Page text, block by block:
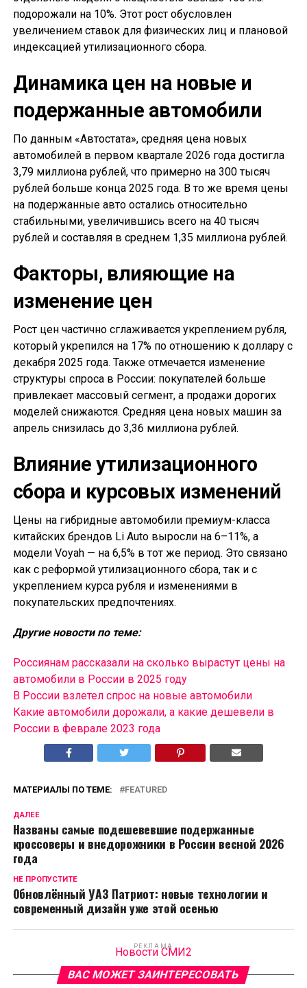
подорожали на 10%. Этот рост обусловлен
увеличением ставок для физических лиц и плановой
индексацией утилизационного сбора.
Динамика цен на новые и
подержанные автомобили
По данным «Автостата», средняя цена новых
автомобилей в первом квартале 2026 года достигла
3,79 миллиона рублей, что примерно на 300 тысяч
рублей больше конца 2025 года. В то же время цены
на подержанные авто остались относительно
стабильными, увеличившись всего на 40 тысяч
рублей и составляя в среднем 1,35 миллиона рублей.
Факторы, влияющие на
изменение цен
Рост цен частично сглаживается укреплением рубля,
который укрепился на 17% по отношению к доллару с
декабря 2025 года. Также отмечается изменение
структуры спроса в России: покупателей больше
привлекает массовый сегмент, а продажи дорогих
моделей снижаются. Средняя цена новых машин за
апрель снизилась до 3,36 миллиона рублей.
Влияние утилизационного
сбора и курсовых изменений
Цены на гибридные автомобили премиум-класса
китайских брендов Li Auto выросли на 6–11%, а
модели Voyah — на 6,5% в тот же период. Это связано
как с реформой утилизационного сбора, так и с
укреплением курса рубля и изменениями в
покупательских предпочтениях.
Другие новости по теме:
Россиянам рассказали на сколько вырастут цены на
автомобили в России в 2025 году
В России взлетел спрос на новые автомобили
Какие автомобили дорожали, а какие дешевели в
России в феврале 2023 года
МАТЕРИАЛЫ ПО ТЕМЕ: FEATURED
ДАЛЕЕ
Названы самые подешевевшие подержанные
кроссоверы и внедорожники в России весной 2026
года
НЕ ПРОПУСТИТЕ
Обновлённый УАЗ Патриот: новые технологии и
современный дизайн уже этой осенью
РЕКЛАМА
Новости СМИ2
ВАС МОЖЕТ ЗАИНТЕРЕСОВАТЬ